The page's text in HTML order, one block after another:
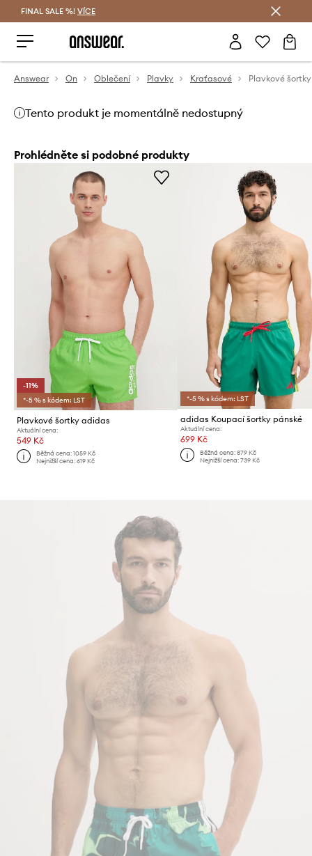
FINAL SALE %! VÍCE
Answear On Oblečení Plavky Kraťasové Plavkové
Tento produkt je momentálně nedostupný
Prohlédněte si podobné produkty
-11%
*-5 % s kódem: LST
Plavkové šortky adidas
Aktuální cena:
549 Kč
Běžná cena:1059 Kč
Nejnižší cena:619 Kč
*-5 % s kódem: LST
adidas Koupací šortky pánské
Aktuální cena:
699 Kč
Běžná cena: 879 Kč
Nejnižší cena: 739 Kč